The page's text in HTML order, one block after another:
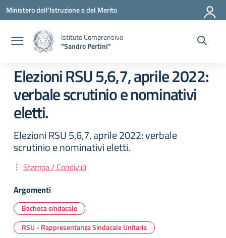
Vai ai contenuti
Vai al menu di navigazione
Vai al footer
Ministero dell'Istruzione e del Merito
Istituto Comprensivo
"Sandro Pertini"
Elezioni RSU 5,6,7, aprile 2022:
verbale scrutinio e nominativi
eletti.
Elezioni RSU 5,6,7, aprile 2022: verbale
scrutinio e nominativi eletti.
Stampa / Condividi
Argomenti
Bacheca sindacale
RSU - Rappresentanza Sindacale Unitaria